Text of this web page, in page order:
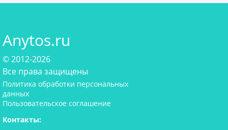
Anytos.ru
© 2012-2026
Все права защищены
Политика обработки персональных
данных
Пользовательское соглашение
Контакты: